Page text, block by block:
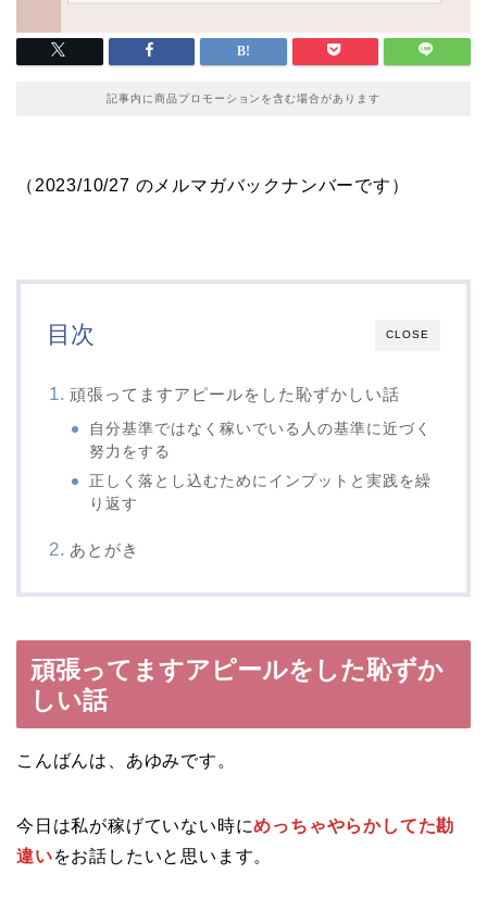
記事内に商品プロモーションを含む場合があります
（2023/10/27 のメルマガバックナンバーです）
CLOSE
目次
頑張ってますアピールをした恥ずかしい話
自分基準ではなく稼いでいる人の基準に近づく
努力をする
正しく落とし込むためにインプットと実践を繰
り返す
あとがき
頑張ってますアピールをした恥ずか
しい話
こんばんは、あゆみです。
今日は私が稼げていない時にめっちゃやらかしてた勘
違いをお話したいと思います。